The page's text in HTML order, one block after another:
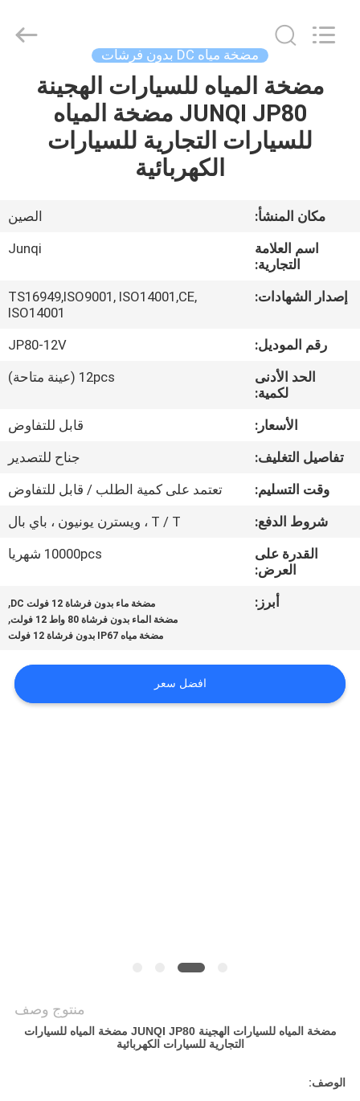
المنزل
المنتجات
في
مراقبة
اتصل
أخبار
خريطة
الموقع
International
مضخة مياه DC بدون فرشات
مضخة المياه للسيارات الهجينة
JUNQI JP80 مضخة المياه
للسيارات التجارية للسيارات
الكهربائية
مكان المنشأ:
الصين
اسم العلامة
التجارية:
Junqi
إصدار الشهادات:
TS16949,ISO9001, ISO14001,CE,
ISO14001
رقم الموديل:
JP80-12V
الحد الأدنى
لكمية:
12pcs (عينة متاحة)
الأسعار:
قابل للتفاوض
تفاصيل التغليف:
جناح للتصدير
وقت التسليم:
تعتمد على كمية الطلب / قابل للتفاوض
شروط الدفع:
T / T ، ويسترن يونيون ، باي بال
القدرة على
العرض:
10000pcs شهريا
أبرز: مضخة ماء بدون فرشاة 12 فولت DC ,
مضخة الماء بدون فرشاة 80 واط 12 فولت ,
مضخة مياه IP67 بدون فرشاة 12 فولت
افضل سعر
منتوج وصف
مضخة المياه للسيارات الهجينة JUNQI JP80 مضخة المياه للسيارات
التجارية للسيارات الكهربائية
الوصف: